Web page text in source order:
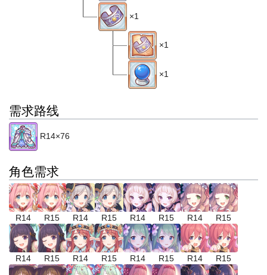
×1
×1
×1
需求路线
R14×76
角色需求
R14 R15 R14 R15 R14 R15 R14 R15
R14 R15 R14 R15 R14 R15 R14 R15